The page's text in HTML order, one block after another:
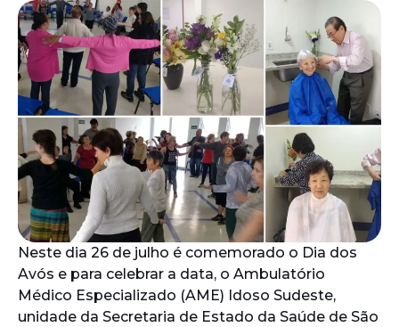
Neste dia 26 de julho é comemorado o Dia dos
Avós e para celebrar a data, o Ambulatório
Médico Especializado (AME) Idoso Sudeste,
unidade da Secretaria de Estado da Saúde de São